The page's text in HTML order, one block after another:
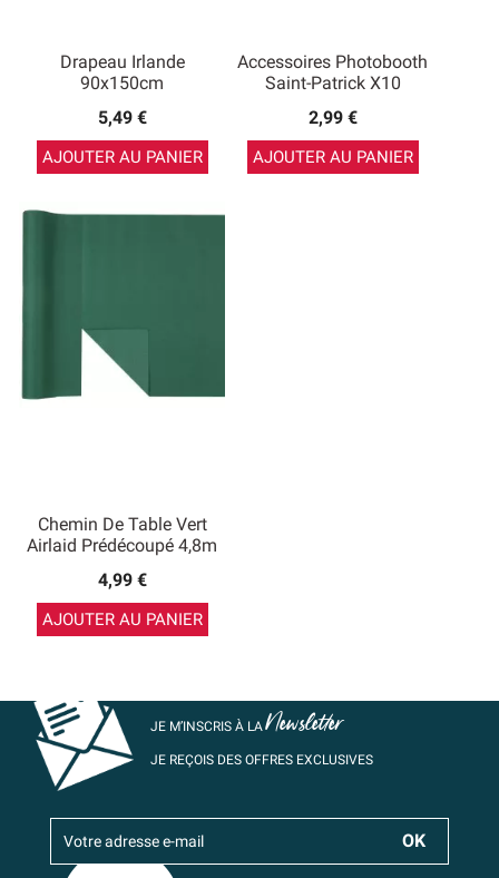
Drapeau Irlande
90x150cm
5,49 €
AJOUTER AU PANIER
Accessoires Photobooth
Saint-Patrick X10
2,99 €
AJOUTER AU PANIER
Chemin De Table Vert
Airlaid Prédécoupé 4,8m
4,99 €
AJOUTER AU PANIER
JE M’INSCRIS À LANewsletter
JE REÇOIS DES OFFRES EXCLUSIVES